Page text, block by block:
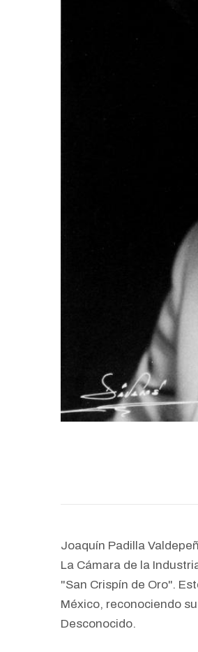
Joaquín Padilla
La Cámara de la
"San Crispín de Oro".
México, reconociendo
Desconocido.